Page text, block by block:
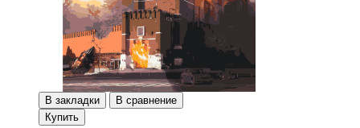
В закладки
В сравнение
Купить